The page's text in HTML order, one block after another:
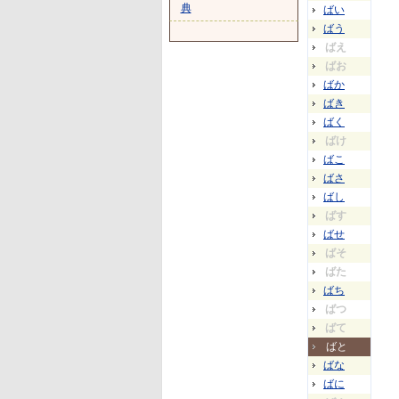
ばい
ばう
ばえ
ばお
ばか
ばき
ばく
ばけ
ばこ
ばさ
ばし
ばす
ばせ
ばそ
ばた
ばち
ばつ
ばて
ばと
ばな
ばに
典